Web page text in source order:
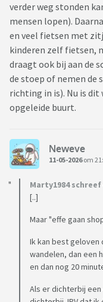
verder weg stonden
mensen lopen).
en veel fietsen met
kinderen zelf fietsen,
draagt ook bij aan de
de stoep of nemen de
richting in is). Nu is
opgeleide buurt.
Neweve
11-05-2026om
Marty1984 schreef
[..]
Maar "effe gaan
Ik kan best geloven
wandelen, dan een
en dan nog 20
Als er dichterbij